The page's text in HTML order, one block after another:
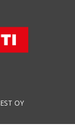
OY